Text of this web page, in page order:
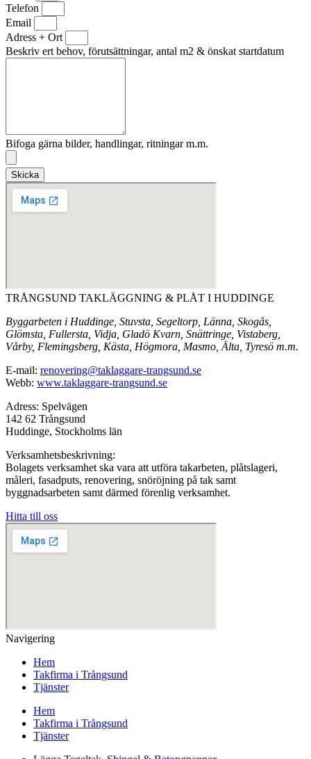
Telefon
Email
Adress + Ort
Beskriv ert behov, förutsättningar, antal m2 & önskat startdatum
Bifoga gärna bilder, handlingar, ritningar m.m.
Skicka
TRÅNGSUND TAKLÄGGNING & PLÅT I HUDDINGE
Byggarbeten i Huddinge, Stuvsta, Segeltorp, Länna, Skogås,
Glömsta, Fullersta, Vidja, Gladö Kvarn, Snättringe, Vistaberg,
Vårby, Flemingsberg, Kästa, Högmora, Masmo, Älta, Tyresö m.m.
E-mail: renovering@taklaggare-trangsund.se
Webb: www.taklaggare-trangsund.se
Adress: Spelvägen
142 62 Trångsund
Huddinge, Stockholms län
Verksamhetsbeskrivning:
Bolagets verksamhet ska vara att utföra takarbeten, plåtslageri,
måleri, fasadputs, renovering, snöröjning på tak samt
byggnadsarbeten samt därmed förenlig verksamhet.
Hitta till oss
Navigering
Hem
Takfirma i Trångsund
Tjänster
Hem
Takfirma i Trångsund
Tjänster